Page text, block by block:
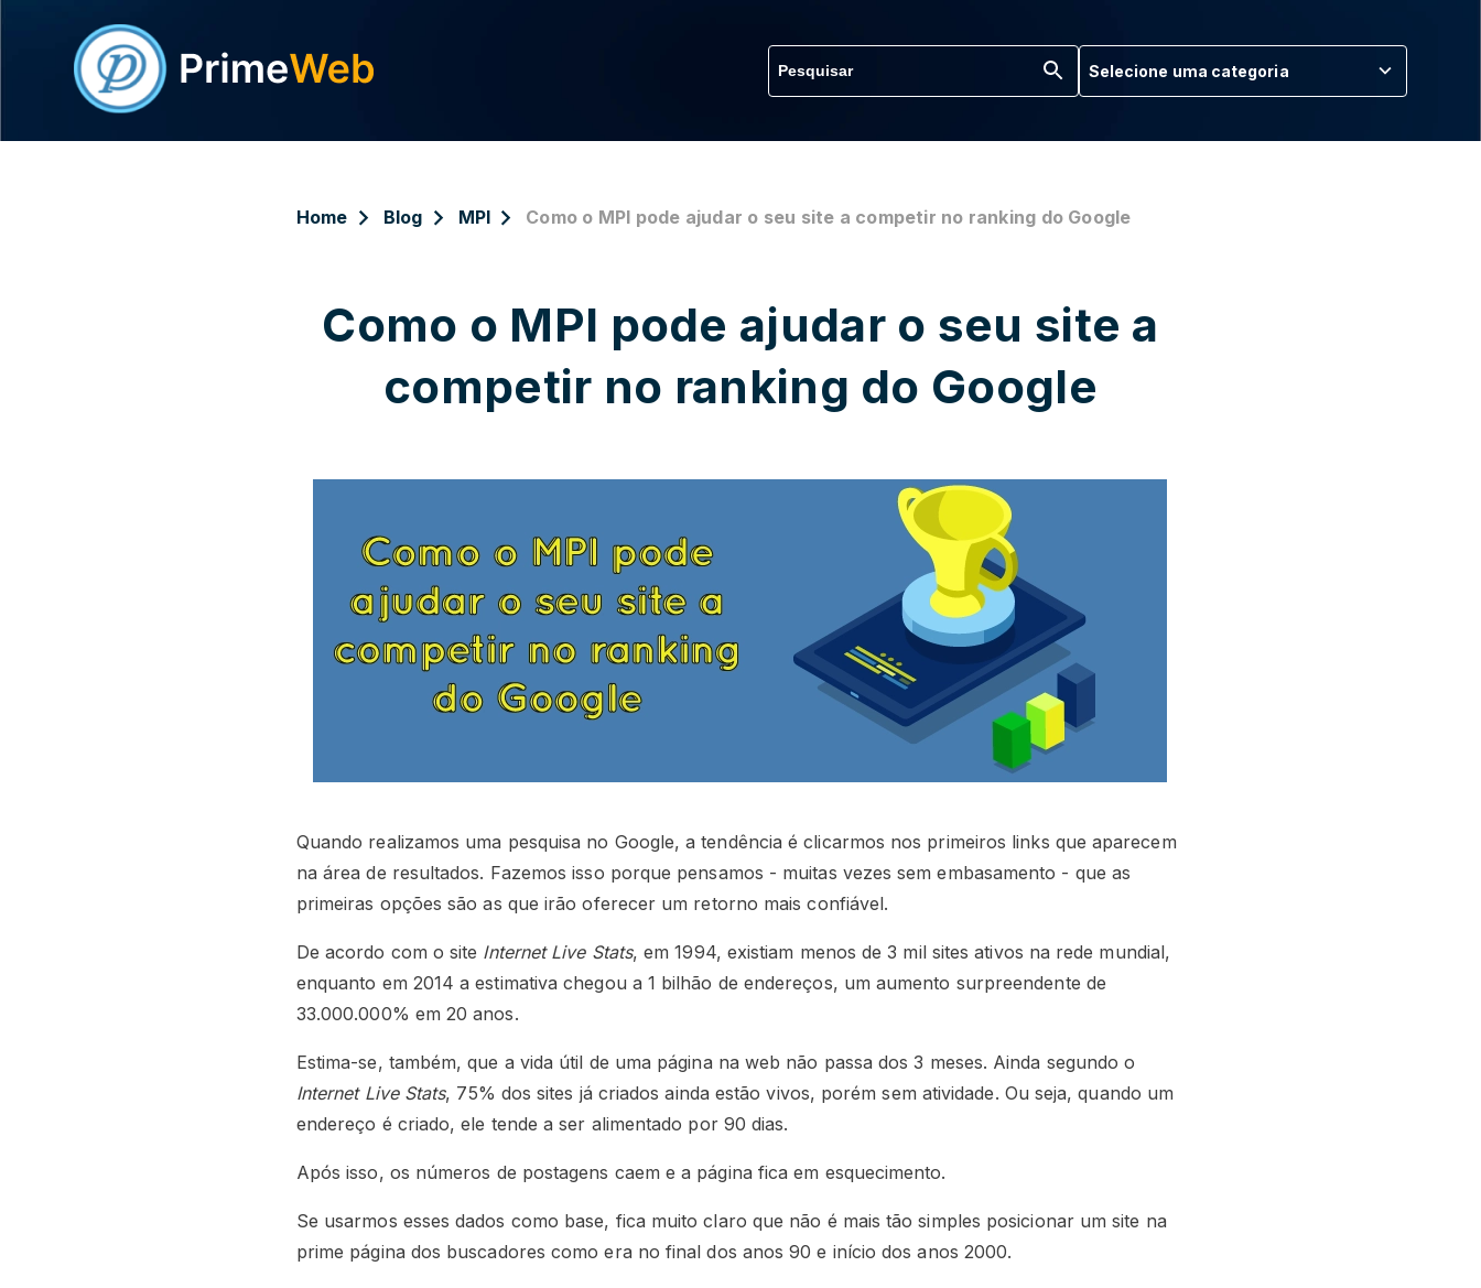
Selecione uma categoria
Home Blog MPI Como o MPI pode ajudar o seu site a competir no ranking do Google
Como o MPI pode ajudar o seu site a
competir no ranking do Google
Quando realizamos uma pesquisa no Google, a tendência é clicarmos nos primeiros links que aparecem
na área de resultados. Fazemos isso porque pensamos - muitas vezes sem embasamento - que as
primeiras opções são as que irão oferecer um retorno mais confiável.
De acordo com o site Internet Live Stats, em 1994, existiam menos de 3 mil sites ativos na rede mundial,
enquanto em 2014 a estimativa chegou a 1 bilhão de endereços, um aumento surpreendente de
33.000.000% em 20 anos.
Estima-se, também, que a vida útil de uma página na web não passa dos 3 meses. Ainda segundo o
Internet Live Stats, 75% dos sites já criados ainda estão vivos, porém sem atividade. Ou seja, quando um
endereço é criado, ele tende a ser alimentado por 90 dias.
Após isso, os números de postagens caem e a página fica em esquecimento.
Se usarmos esses dados como base, fica muito claro que não é mais tão simples posicionar um site na
prime página dos buscadores como era no final dos anos 90 e início dos anos 2000.